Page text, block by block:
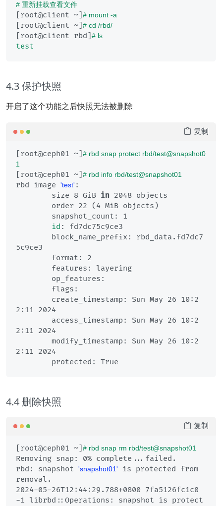
# 重新挂载查看文件
[root@client ~] # mount -a
[root@client ~] # cd /rbd/
[root@client rbd] # ls
test
4.3 保护快照
开启了这个功能之后快照无法被删除
[root@ceph01 ~] # rbd snap protect rbd/test@snapshot0
1
[root@ceph01 ~] # rbd info rbd/test@snapshot01
rbd image 'test' :
	size 8 GiB
in 2048 objects
id : fd7dc75c9ce3
5c9ce3
2:11 2024
2:11 2024
2:11 2024
复制
4.4 删除快照
[root@ceph01 ~] # rbd snap rm rbd/test@snapshot01
Removing snap: 0% complete...failed.
rbd: snapshot 'snapshot01'
is protected from
removal.
2024-05-26T12:44:29.788+0800 7fa5126fc1c0
-1 librbd::Operations: snapshot is protect
复制